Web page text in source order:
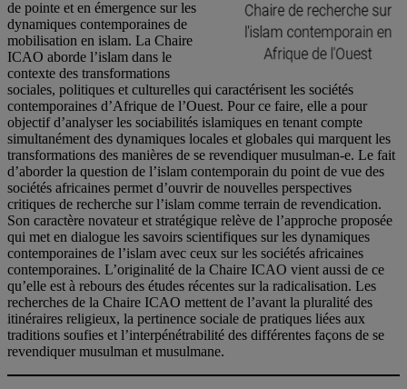
de pointe et en émergence sur les
dynamiques contemporaines de
mobilisation en islam. La Chaire
ICAO aborde l’islam dans le
contexte des transformations
sociales, politiques et culturelles qui caractérisent les sociétés
contemporaines d’Afrique de l’Ouest. Pour ce faire, elle a pour
objectif d’analyser les sociabilités islamiques en tenant compte
simultanément des dynamiques locales et globales qui marquent les
transformations des manières de se revendiquer musulman-e. Le fait
d’aborder la question de l’islam contemporain du point de vue des
sociétés africaines permet d’ouvrir de nouvelles perspectives
critiques de recherche sur l’islam comme terrain de revendication.
Son caractère novateur et stratégique relève de l’approche proposée
qui met en dialogue les savoirs scientifiques sur les dynamiques
contemporaines de l’islam avec ceux sur les sociétés africaines
contemporaines. L’originalité de la Chaire ICAO vient aussi de ce
qu’elle est à rebours des études récentes sur la radicalisation. Les
recherches de la Chaire ICAO mettent de l’avant la pluralité des
itinéraires religieux, la pertinence sociale de pratiques liées aux
traditions soufies et l’interpénétrabilité des différentes façons de se
revendiquer musulman et musulmane.